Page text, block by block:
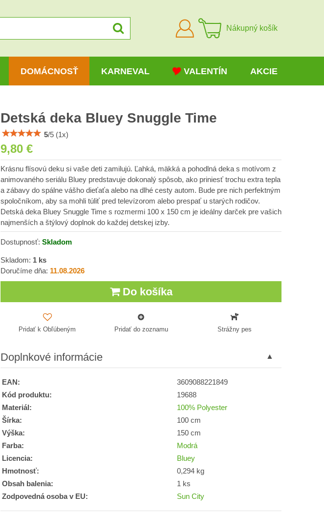
Prihlásiť
sa
Nákupný košík
DOMÁCNOSŤ KARNEVAL VALENTÍN AKCIE
Detská deka Bluey Snuggle Time
5/5 (1 x)
9,80 €
Krásnu flísovú deku si vaše deti zamilujú. Ľahká, mäkká a pohodlná deka s motívom z
animovaného seriálu Bluey predstavuje dokonalý spôsob, ako priniesť trochu extra tepla
a zábavy do spálne vášho dieťaťa alebo na dlhé cesty autom. Bude pre nich perfektným
spoločníkom, aby sa mohli túliť pred televízorom alebo prespať u starých rodičov.
Detská deka Bluey Snuggle Time s rozmermi 100 x 150 cm je ideálny darček pre vašich
najmenších a štýlový doplnok do každej detskej izby.
Dostupnosť: Skladom
Skladom: 1 ks
Doručíme dňa: 11.08.2026
Do košíka
Pridať k Obľúbeným Pridať do zoznamu Strážny pes
Doplnkové informácie
EAN:
3609088221849
Kód produktu:
19688
Materiál:
100% Polyester
Šírka:
100 cm
Výška:
150 cm
Farba:
Modrá
Licencia:
Bluey
Hmotnosť:
0,294 kg
Obsah balenia:
1 ks
Zodpovedná osoba v EU:
Sun City